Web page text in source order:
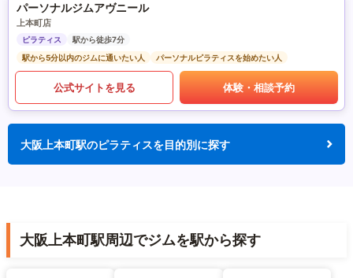
パーソナルジムアヴニール
上本町店
ピラティス
駅から徒歩7分
駅から5分以内のジムに通いたい人
パーソナルピラティスを始めたい人
公式サイトを見る 体験・相談予約
大阪上本町駅のピラティスを目的別に探す
大阪上本町駅周辺でジムを駅から探す